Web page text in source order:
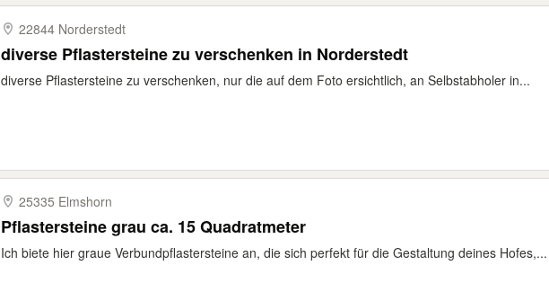
22844 Norderstedt
diverse Pflastersteine zu verschenken in Norderstedt
diverse Pflastersteine zu verschenken, nur die auf dem Foto ersichtlich, an Selbstabholer in...
25335 Elmshorn
Pflastersteine grau ca. 15 Quadratmeter
Ich biete hier graue Verbundpflastersteine an, die sich perfekt für die Gestaltung deines Hofes,...